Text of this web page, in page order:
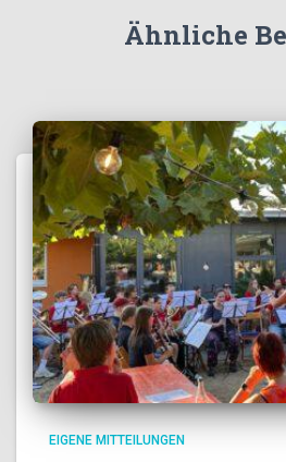
Ähnliche
EIGENE MITTEILUNGEN